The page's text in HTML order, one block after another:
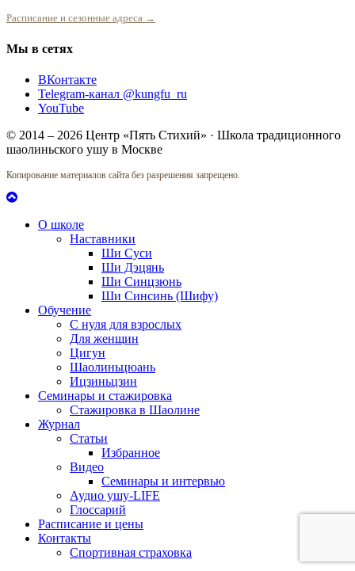
Расписание и сезонные адреса →
Мы в сетях
ВКонтакте
Telegram-канал @kungfu_ru
YouTube
© 2014 – 2026 Центр «Пять Стихий» · Школа традиционного
шаолиньского ушу в Москве
Копирование материалов сайта без разрешения запрещено.
О школе
Наставники
Ши Суси
Ши Дэцянь
Ши Синцзюнь
Ши Синсинь (Шифу)
Обучение
С нуля для взрослых
Для женщин
Цигун
Шаолиньцюань
Ицзиньцзин
Семинары и стажировка
Стажировка в Шаолине
Журнал
Статьи
Избранное
Видео
Семинары и интервью
Аудио ушу-LIFE
Глоссарий
Расписание и цены
Контакты
Спортивная страховка